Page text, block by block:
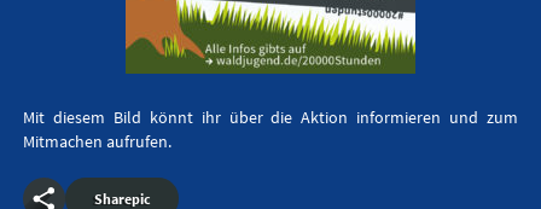
Mit diesem Bild könnt ihr über die Aktion informieren und zum
Mitmachen aufrufen.
Sharepic